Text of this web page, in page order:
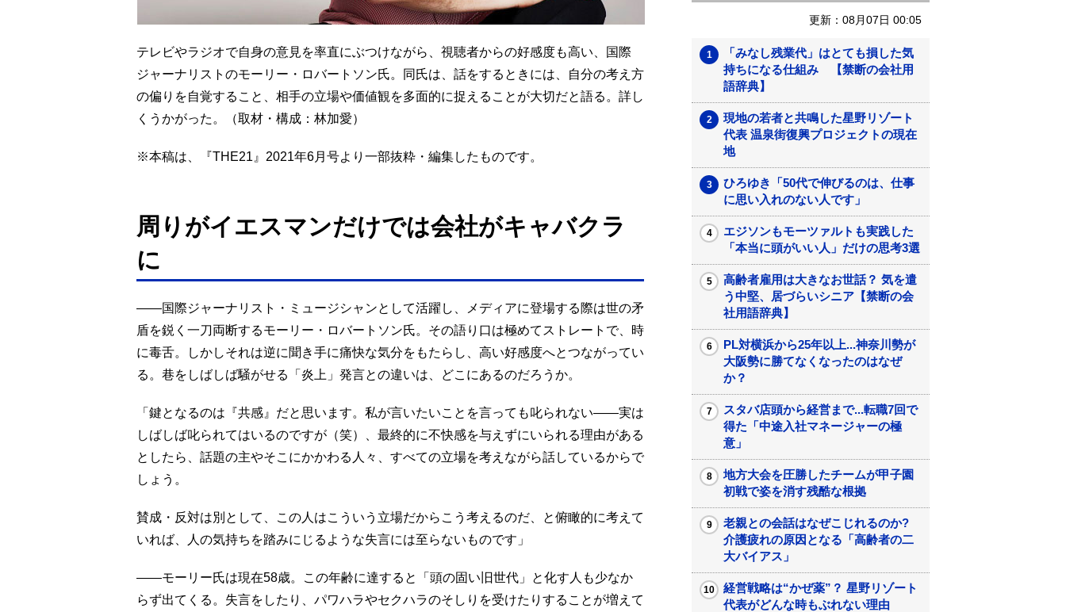
テレビやラジオで自身の意見を率直にぶつけながら、視聴者からの好感度も高い、国際
ジャーナリストのモーリー・ロバートソン氏。同氏は、話をするときには、自分の考え方
の偏りを自覚すること、相手の立場や価値観を多面的に捉えることが大切だと語る。詳し
くうかがった。（取材・構成：林加愛）
※本稿は、『THE21』2021年6月号より一部抜粋・編集したものです。
周りがイエスマンだけでは会社がキャバクラ
に
――国際ジャーナリスト・ミュージシャンとして活躍し、メディアに登場する際は世の矛
盾を鋭く一刀両断するモーリー・ロバートソン氏。その語り口は極めてストレートで、時
に毒舌。しかしそれは逆に聞き手に痛快な気分をもたらし、高い好感度へとつながってい
る。巷をしばしば騒がせる「炎上」発言との違いは、どこにあるのだろうか。
「鍵となるのは『共感』だと思います。私が言いたいことを言っても叱られない――実は
しばしば叱られてはいるのですが（笑）、最終的に不快感を与えずにいられる理由がある
としたら、話題の主やそこにかかわる人々、すべての立場を考えながら話しているからで
しょう。
賛成・反対は別として、この人はこういう立場だからこう考えるのだ、と俯瞰的に考えて
いれば、人の気持ちを踏みにじるような失言には至らないものです」
――モーリー氏は現在58歳。この年齢に達すると「頭の固い旧世代」と化す人も少なか
らず出てくる。失言をしたり、パワハラやセクハラのそしりを受けたりすることが増えて
更新：08月07日 00:05
「みなし残業代」はとても損した気
持ちになる仕組み 【禁断の会社用
語辞典】
現地の若者と共鳴した星野リゾート
代表 温泉街復興プロジェクトの現在
地
ひろゆき「50代で伸びるのは、仕事
に思い入れのない人です」
エジソンもモーツァルトも実践した
「本当に頭がいい人」だけの思考3選
高齢者雇用は大きなお世話？ 気を遣
う中堅、居づらいシニア【禁断の会
社用語辞典】
PL対横浜から25年以上...神奈川勢が
大阪勢に勝てなくなったのはなぜ
か？
スタバ店頭から経営まで...転職7回で
得た「中途入社マネージャーの極
意」
地方大会を圧勝したチームが甲子園
初戦で姿を消す残酷な根拠
老親との会話はなぜこじれるのか?
介護疲れの原因となる「高齢者の二
大バイアス」
経営戦略は“かぜ薬”？ 星野リゾート
代表がどんな時もぶれない理由